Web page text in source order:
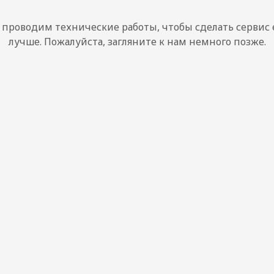
технические работы, чтобы сделать сервис
лучше. Пожалуйста, загляните к нам немного позже.